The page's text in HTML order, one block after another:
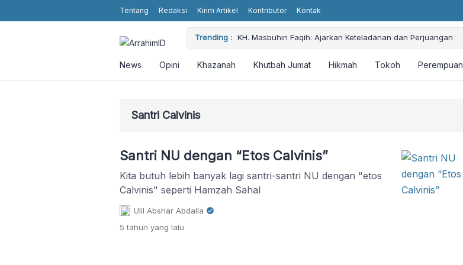
Tentang Redaksi Kirim Artikel Kontributor Kontak
Trending :
Religious Values without Religious Attributes in the Showbiz KH. Masbuhin Faqih: Ajarkan Keteladanan dan Perjuangan
News Opini Khazanah Khutbah Jumat Hikmah Tokoh Perempuan
Santri Calvinis
Santri NU dengan “Etos Calvinis”
Kita butuh lebih banyak lagi santri-santri NU dengan "etos
Calvinis" seperti Hamzah Sahal
Ulil Abshar Abdalla
5 tahun yang lalu